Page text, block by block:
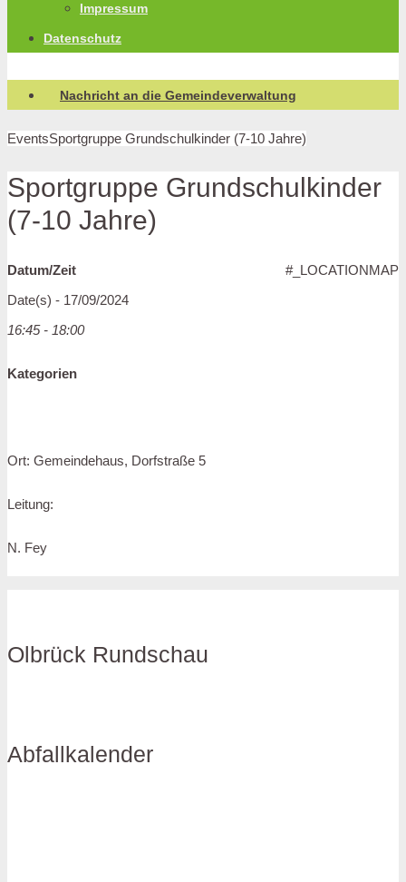
Impressum
Datenschutz
Nachricht an die Gemeindeverwaltung
EventsSportgruppe Grundschulkinder (7-10 Jahre)
Sportgruppe Grundschulkinder
(7-10 Jahre)
#_LOCATIONMAP
Datum/Zeit
Date(s) - 17/09/2024
16:45 - 18:00
Kategorien
Ort: Gemeindehaus, Dorfstraße 5
Leitung:
N. Fey
Olbrück Rundschau
Abfallkalender